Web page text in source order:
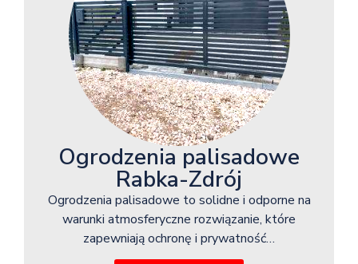
Ogrodzenia palisadowe
Rabka-Zdrój
Ogrodzenia palisadowe to solidne i odporne na
warunki atmosferyczne rozwiązanie, które
zapewniają ochronę i prywatność…